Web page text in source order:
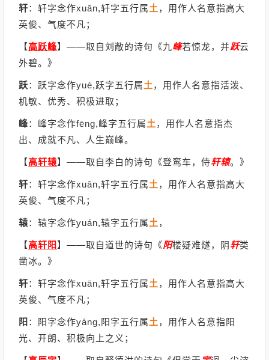
轩：轩字念作xuān,轩字五行属土 ，用作人名意指高大
英俊、气度不凡；
【高跃峰】 ——取自刘敞的诗句《九峰若惊龙，并跃云
外碧。》
跃：跃字念作yuè,跃字五行属土 ，用作人名意指活泼、
机敏、优秀、积极进取；
峰：峰字念作fēng,峰字五行属土 ，用作人名意指杰
出、成就不凡、人生巅峰。
【高轩辕】 ——取自李白的诗句《登鸾车，侍轩辕。》
轩：轩字念作xuān,轩字五行属土 ，用作人名意指高大
英俊、气度不凡；
辕：辕字念作yuán,辕字五行属土 ，
【高轩阳 】 ——取自道世的诗句《阳楼疑难燧，阴 轩类
凿冰。》
轩：轩字念作xuān,轩字五行属土 ，用作人名意指高大
英俊、气度不凡；
阳 ：阳字念作yáng,阳字五行属土 ，用作人名意指阳
光、开朗、积极向上之义；